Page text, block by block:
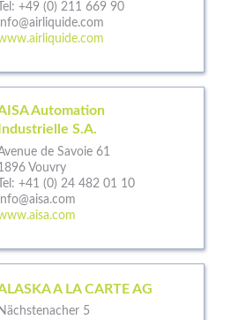
Tel: +49 (0) 211 669 90
Automation
Industrielle S.A.
de Savoie 61
Vouvry
Tel: +41 (0) 24 482 01 10
A LA CARTE AG
Nächstenacher 5